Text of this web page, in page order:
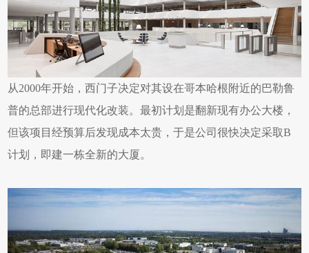
从2000年开始，西门子决定对其设在哥本哈根附近的巴勒鲁
普的总部进行现代化改装。最初计划是翻新现有办公大楼，
但该项目经预算后发现成本太贵，于是公司很快决定采取B
计划，即建一栋全新的大厦。